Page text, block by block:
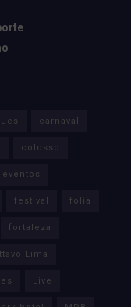
carnaval
colosso
eventos
festival folia
fortaleza
Lima
Live